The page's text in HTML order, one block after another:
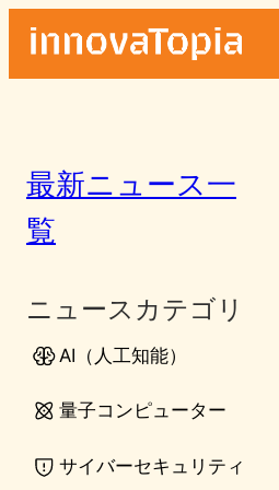
最新ニュース一
覧
ニュースカテゴリ
AI（人工知能）
量子コンピューター
サイバーセキュリティ